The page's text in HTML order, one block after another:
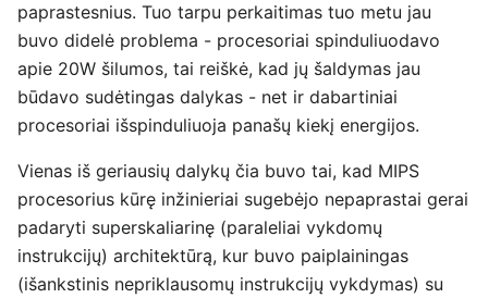
paprastesnius. Tuo tarpu perkaitimas tuo metu jau
buvo didelė problema - procesoriai spinduliuodavo
apie 20W šilumos, tai reiškė, kad jų šaldymas jau
būdavo sudėtingas dalykas - net ir dabartiniai
procesoriai išspinduliuoja panašų kiekį energijos.
Vienas iš geriausių dalykų čia buvo tai, kad MIPS
procesorius kūrę inžinieriai sugebėjo nepaprastai gerai
padaryti superskaliarinę (paraleliai vykdomų
instrukcijų) architektūrą, kur buvo paiplainingas
(išankstinis nepriklausomų instrukcijų vykdymas) su